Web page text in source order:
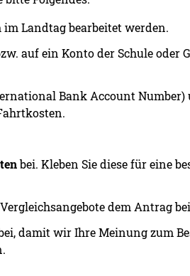
im Landtag bearbeitet werden.
auf ein Konto der Schule oder
Bank Account Number)
bei. Kleben Sie diese für eine
dem Antrag
damit wir Ihre Meinung zum